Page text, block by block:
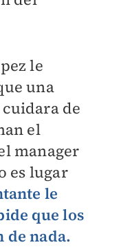
le
una
de
el
manager
es lugar
le
que los
de nada.